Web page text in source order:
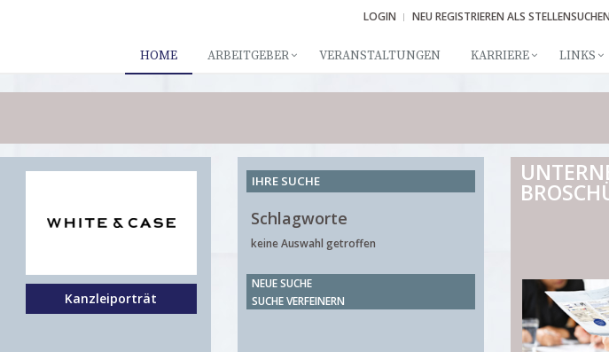
LOGIN NEU REGISTRIEREN ALS
HOME ARBEITGEBER VERANSTALTUNGEN KARRIERE LINKS
Kanzleiporträt
IHRE SUCHE
Schlagworte
keine Auswahl getroffen
NEUE SUCHE
SUCHE VERFEINERN